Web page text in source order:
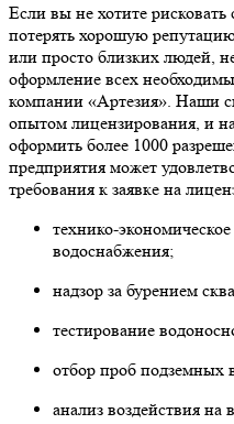
Если вы не хотите
потерять хорошую
или просто близких людей,
оформление всех
компании «Артезия». Наши
опытом лицензирования, и
оформить более 1000
предприятия может
требования к заявке на
технико-
водоснабжения;
надзор за бурением
тестирование
отбор проб подземных
анализ воздействия